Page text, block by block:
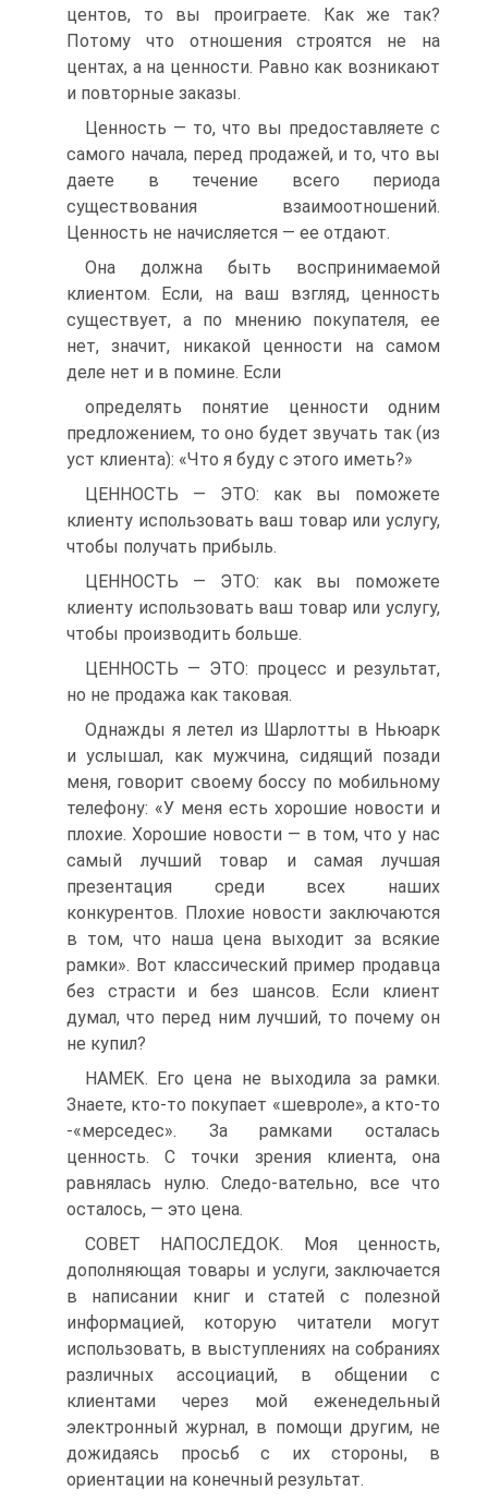
центов, то вы проиграете. Как же так?
Потому что отношения строятся не на
центах, а на ценности. Равно как возникают
и повторные заказы.
Ценность — то, что вы предоставляете с
самого начала, перед продажей, и то, что вы
даете в течение всего периода
существования взаимоотношений.
Ценность не начисляется — ее отдают.
Она должна быть воспринимаемой
клиентом. Если, на ваш взгляд, ценность
существует, а по мнению покупателя, ее
нет, значит, никакой ценности на самом
деле нет и в помине. Если
определять понятие ценности одним
предложением, то оно будет звучать так (из
уст клиента): «Что я буду с этого иметь?»
ЦЕННОСТЬ — ЭТО: как вы поможете
клиенту использовать ваш товар или услугу,
чтобы получать прибыль.
ЦЕННОСТЬ — ЭТО: как вы поможете
клиенту использовать ваш товар или услугу,
чтобы производить больше.
ЦЕННОСТЬ — ЭТО: процесс и результат,
но не продажа как таковая.
Однажды я летел из Шарлотты в Ньюарк
и услышал, как мужчина, сидящий позади
меня, говорит своему боссу по мобильному
телефону: «У меня есть хорошие новости и
плохие. Хорошие новости — в том, что у нас
самый лучший товар и самая лучшая
презентация среди всех наших
конкурентов. Плохие новости заключаются
в том, что наша цена выходит за всякие
рамки». Вот классический пример продавца
без страсти и без шансов. Если клиент
думал, что перед ним лучший, то почему он
не купил?
НАМЕК. Его цена не выходила за рамки.
Знаете, кто-то покупает «шевроле», а кто-то
-«мерседес». За рамками осталась
ценность. С точки зрения клиента, она
равнялась нулю. Следо-вательно, все что
осталось, — это цена.
СОВЕТ НАПОСЛЕДОК. Моя ценность,
дополняющая товары и услуги, заключается
в написании книг и статей с полезной
информацией, которую читатели могут
использовать, в выступлениях на собраниях
различных ассоциаций, в общении с
клиентами через мой еженедельный
электронный журнал, в помощи другим, не
дожидаясь просьб с их стороны, в
ориентации на конечный результат.